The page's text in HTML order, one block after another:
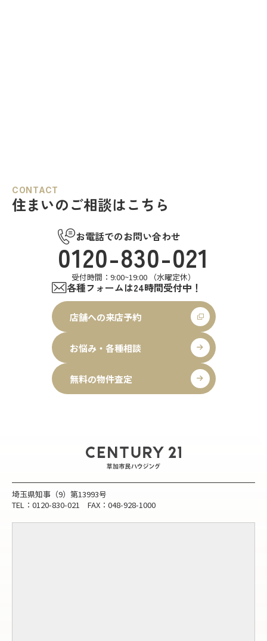
CONTACT
住まいのご相談はこちら
お電話でのお問い合わせ
0120-830-021
受付時間：9:00~19:00 （水曜定休）
各種フォームは24時間受付中！
店舗への来店予約
お悩み・各種相談
無料の物件査定
埼玉県知事（9）第13993号
TEL：0120-830-021 FAX：048-928-1000